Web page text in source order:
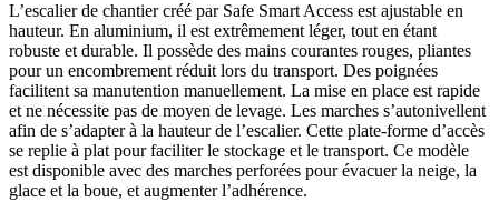
L’escalier de chantier créé par Safe Smart Access est ajustable en
hauteur. En aluminium, il est extrêmement léger, tout en étant
robuste et durable. Il possède des mains courantes rouges, pliantes
pour un encombrement réduit lors du transport. Des poignées
facilitent sa manutention manuellement. La mise en place est rapide
et ne nécessite pas de moyen de levage. Les marches s’autonivellent
afin de s’adapter à la hauteur de l’escalier. Cette plate-forme d’accès
se replie à plat pour faciliter le stockage et le transport. Ce modèle
est disponible avec des marches perforées pour évacuer la neige, la
glace et la boue, et augmenter l’adhérence.